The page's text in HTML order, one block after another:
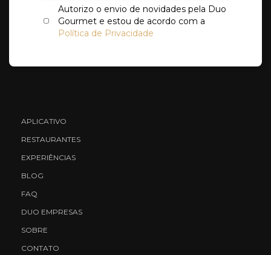
Autorizo o envio de novidades pela Duo
Gourmet e estou de acordo com a
Política de Privacidade
APLICATIVO
RESTAURANTES
EXPERIÊNCIAS
BLOG
FAQ
DUO EMPRESAS
SOBRE
CONTATO